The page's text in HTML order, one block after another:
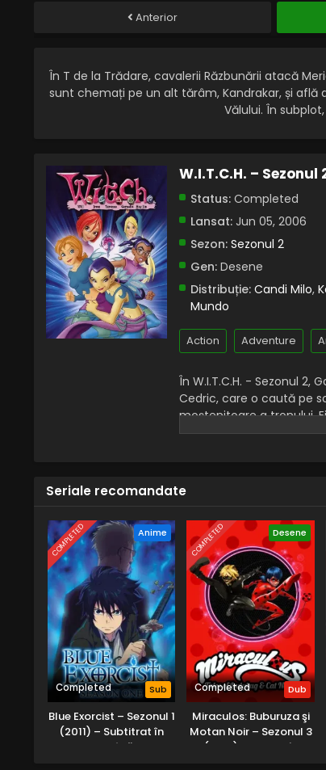
Anterior
În T de la Trădare, cavalerii Răzbunării atacă
sunt chemați pe un alt tărâm, Kandrakar, și află
Vălului. În
W.I.T.C.H. –
Status: Completed
Lansat: Jun 05, 2006
Sezon: Sezonul 2
Gen: Desene
Distribuție: Candi Milo,
Mundo
Action Adventure
În W.I.T.C.H. - Sezonul 2,
Cedric, care o caută pe
moștenitoare a tronului.
Când Meridian se
Seriale recomandate
COMPLETED Anime
Completed Sub
Blue Exorcist – Sezonul 1
(2011) – Subtitrat în
Română
COMPLETED Desene
Completed Dub
Miraculos: Buburuza şi
Motan Noir – Sezonul 3
(2019) – Dublat în